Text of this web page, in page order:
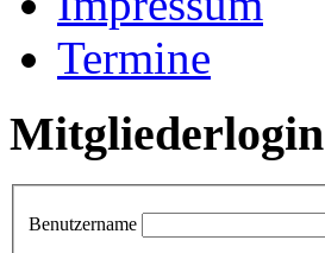
Termine
Mitgliederlogin
Benutzername